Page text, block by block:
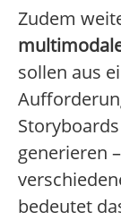
Zudem
sollen aus
generieren
bedeutet